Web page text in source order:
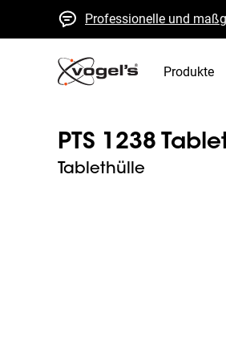
Professionelle und
Schnelle
Hohe Qualität garantiert
Produkte
PTS 1238
Tablethülle